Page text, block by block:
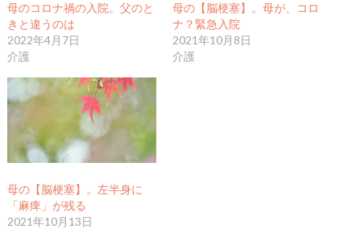
母のコロナ禍の入院。父のと
きと違うのは
2022年4月7日
介護
母の【脳梗塞】。母が、コロ
ナ？緊急入院
2021年10月8日
介護
母の【脳梗塞】。左半身に
「麻痺」が残る
2021年10月13日